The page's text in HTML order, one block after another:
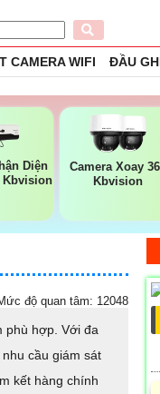
CAMERA WIFI ĐẦU
Diện
Kbvision
Camera Xoay
Kbvision
độ quan tâm: 12048
phù hợp. Với đa
cầu giám sát
kết hàng chính